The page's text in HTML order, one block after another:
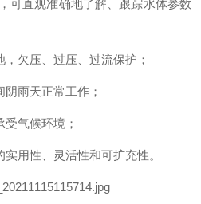
可直观准确地了解、跟踪水体参数
，欠压、过压、过流保护；
阴雨天正常工作；
受气候环境；
用性、灵活性和可扩充性。